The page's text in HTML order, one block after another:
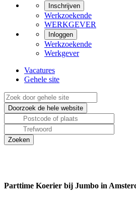
Inschrijven
Werkzoekende
WERKGEVER
Inloggen
Werkzoekende
Werkgever
Vacatures
Gehele site
Parttime Koerier bij Jumbo in